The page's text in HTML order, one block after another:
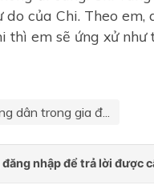
của Chi. Theo
thì em sẽ ứng xử như
dân trong gia đ...